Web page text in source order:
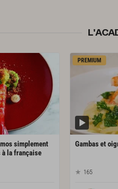
simplement
la française
PREMIUM
Gambaset
165